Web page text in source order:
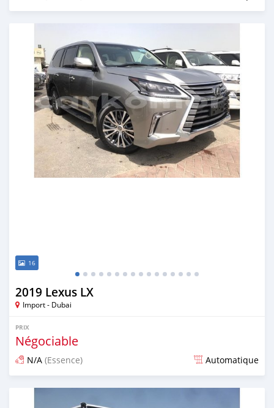
16
2019 Lexus LX
Import - Dubai
PRIX
Négociable
N/A (Essence) Automatique
Publié il y a environ 7 ans